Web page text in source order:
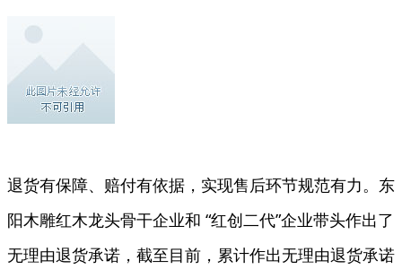
退货有保障、赔付有依据，实现售后环节规范有力。东
阳木雕红木龙头骨干企业和 “红创二代”企业带头作出了
无理由退货承诺，截至目前，累计作出无理由退货承诺